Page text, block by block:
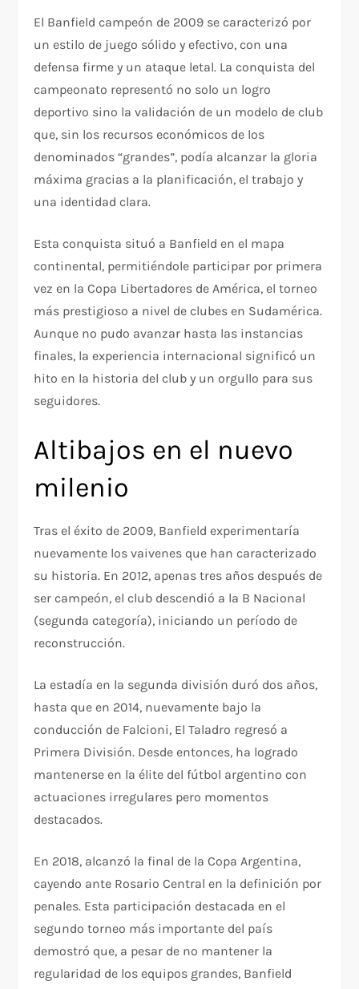
El Banfield campeón de 2009 se caracterizó por
un estilo de juego sólido y efectivo, con una
defensa firme y un ataque letal. La conquista del
campeonato representó no solo un logro
deportivo sino la validación de un modelo de club
que, sin los recursos económicos de los
denominados “grandes”, podía alcanzar la gloria
máxima gracias a la planificación, el trabajo y
una identidad clara.
Esta conquista situó a Banfield en el mapa
continental, permitiéndole participar por primera
vez en la Copa Libertadores de América, el torneo
más prestigioso a nivel de clubes en Sudamérica.
Aunque no pudo avanzar hasta las instancias
finales, la experiencia internacional significó un
hito en la historia del club y un orgullo para sus
seguidores.
Altibajos en el nuevo
milenio
Tras el éxito de 2009, Banfield experimentaría
nuevamente los vaivenes que han caracterizado
su historia. En 2012, apenas tres años después de
ser campeón, el club descendió a la B Nacional
(segunda categoría), iniciando un período de
reconstrucción.
La estadía en la segunda división duró dos años,
hasta que en 2014, nuevamente bajo la
conducción de Falcioni, El Taladro regresó a
Primera División. Desde entonces, ha logrado
mantenerse en la élite del fútbol argentino con
actuaciones irregulares pero momentos
destacados.
En 2018, alcanzó la final de la Copa Argentina,
cayendo ante Rosario Central en la definición por
penales. Esta participación destacada en el
segundo torneo más importante del país
demostró que, a pesar de no mantener la
regularidad de los equipos grandes, Banfield